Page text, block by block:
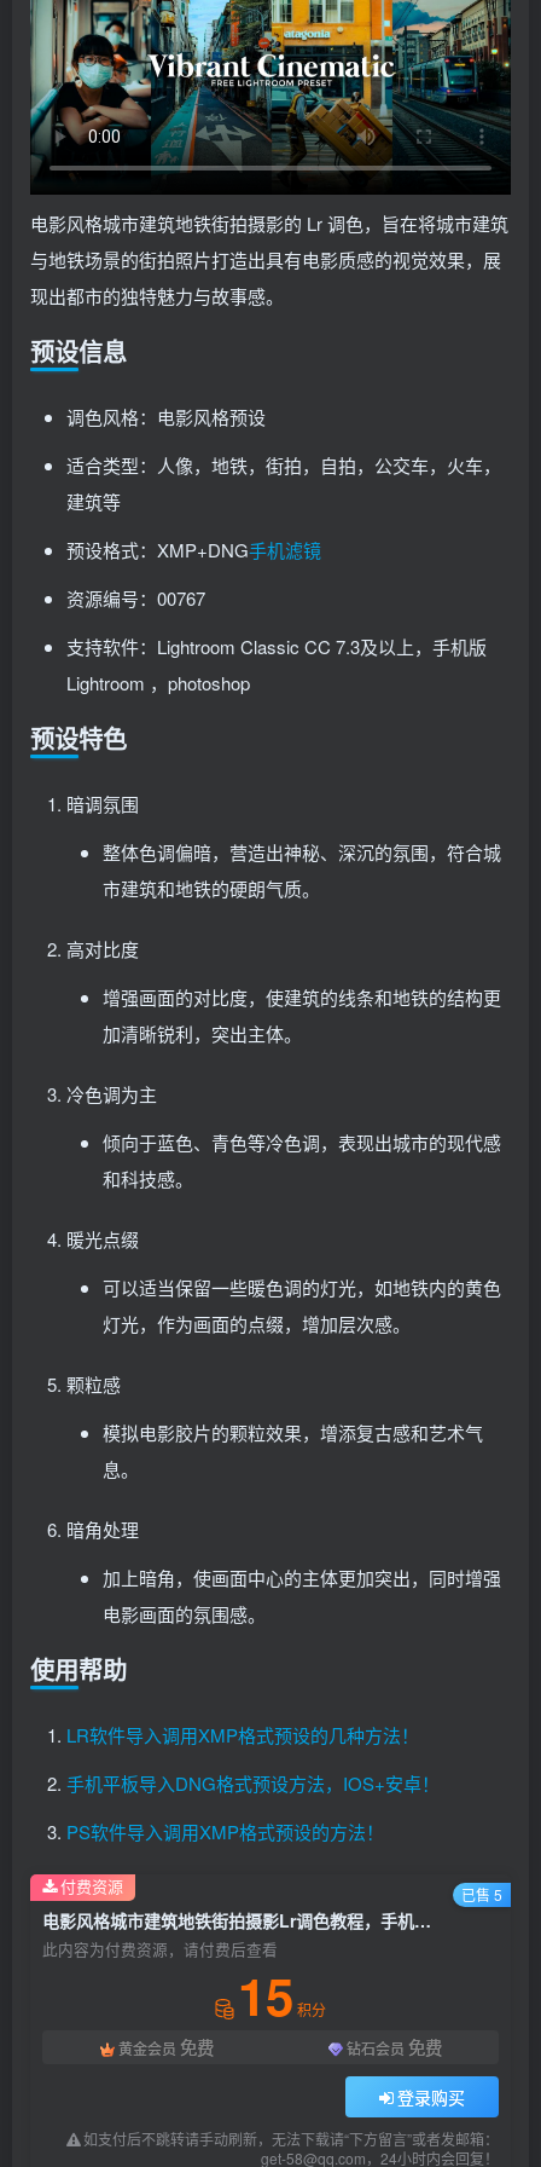
电影风格城市建筑地铁街拍摄影的 Lr 调色，旨在将城市建筑
与地铁场景的街拍照片打造出具有电影质感的视觉效果，展
现出都市的独特魅力与故事感。
预设信息
调色风格：电影风格预设
适合类型：人像，地铁，街拍，自拍，公交车，火车，
建筑等
预设格式：XMP+DNG手机滤镜
资源编号：00767
支持软件：Lightroom Classic CC 7.3及以上，手机版
Lightroom ，photoshop
预设特色
暗调氛围
整体色调偏暗，营造出神秘、深沉的氛围，符合城
市建筑和地铁的硬朗气质。
高对比度
增强画面的对比度，使建筑的线条和地铁的结构更
加清晰锐利，突出主体。
冷色调为主
倾向于蓝色、青色等冷色调，表现出城市的现代感
和科技感。
暖光点缀
可以适当保留一些暖色调的灯光，如地铁内的黄色
灯光，作为画面的点缀，增加层次感。
颗粒感
模拟电影胶片的颗粒效果，增添复古感和艺术气
息。
暗角处理
加上暗角，使画面中心的主体更加突出，同时增强
电影画面的氛围感。
使用帮助
LR软件导入调用XMP格式预设的几种方法！
手机平板导入DNG格式预设方法，IOS+安卓！
PS软件导入调用XMP格式预设的方法！
电影风格城市建筑地铁街拍摄影Lr调色教程，手机滤镜PS+Lightroom预设下载！
此内容为付费资源，请付费后查看
15 积分
黄金会员 免费 钻石会员 免费
登录购买
如支付后不跳转请手动刷新，无法下载请“下方留言”或者发邮箱：
get-58@qq.com，24小时内会回复！
付费资源 已售 5